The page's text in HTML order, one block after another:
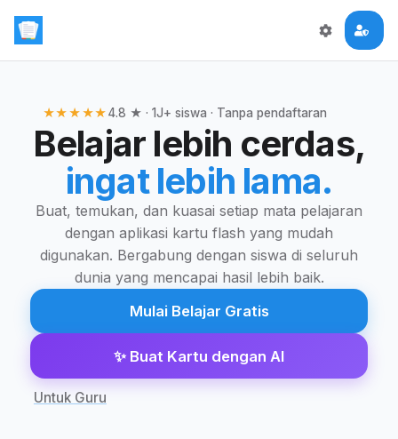
★★★★★4.8 ★ · 1J+ siswa · Tanpa pendaftaran
Belajar lebih cerdas,
ingat lebih lama.
Buat, temukan, dan kuasai setiap mata pelajaran
dengan aplikasi kartu flash yang mudah
digunakan. Bergabung dengan siswa di seluruh
dunia yang mencapai hasil lebih baik.
Mulai Belajar Gratis
✨ Buat Kartu dengan AI
Untuk Guru